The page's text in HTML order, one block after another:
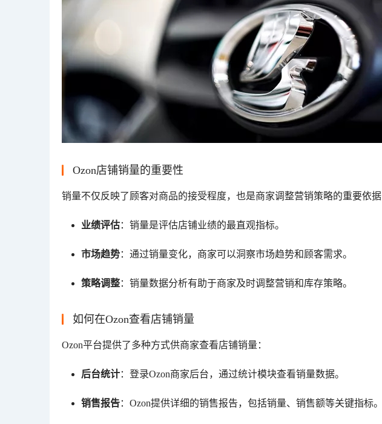
Ozon店铺销量的重要性
销量不仅反映了顾客对商品的接受程度，也是商家调整营销策略的重要依据
业绩评估：销量是评估店铺业绩的最直观指标。
市场趋势：通过销量变化，商家可以洞察市场趋势和顾客需求。
策略调整：销量数据分析有助于商家及时调整营销和库存策略。
如何在Ozon查看店铺销量
Ozon平台提供了多种方式供商家查看店铺销量：
后台统计：登录Ozon商家后台，通过统计模块查看销量数据。
销售报告：Ozon提供详细的销售报告，包括销量、销售额等关键指标。